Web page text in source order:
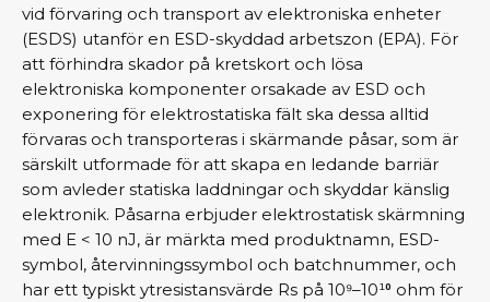
vid förvaring och transport av elektroniska enheter
(ESDS) utanför en ESD-skyddad arbetszon (EPA). För
att förhindra skador på kretskort och lösa
elektroniska komponenter orsakade av ESD och
exponering för elektrostatiska fält ska dessa alltid
förvaras och transporteras i skärmande påsar, som är
särskilt utformade för att skapa en ledande barriär
som avleder statiska laddningar och skyddar känslig
elektronik. Påsarna erbjuder elektrostatisk skärmning
med E < 10 nJ, är märkta med produktnamn, ESD-
symbol, återvinningssymbol och batchnummer, och
har ett typiskt ytresistansvärde Rs på 10⁹–10¹⁰ ohm för